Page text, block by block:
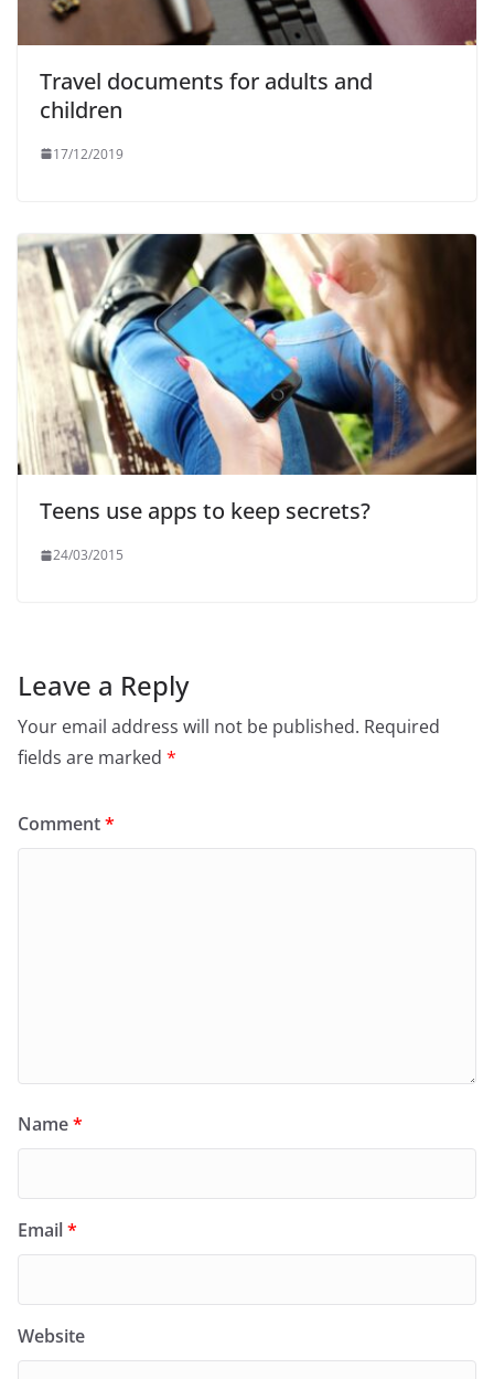
Travel documents for adults and
children
17/12/2019
Teens use apps to keep secrets?
24/03/2015
Leave a Reply
Your email address will not be published. Required
fields are marked *
Comment*
Name*
Email*
Website